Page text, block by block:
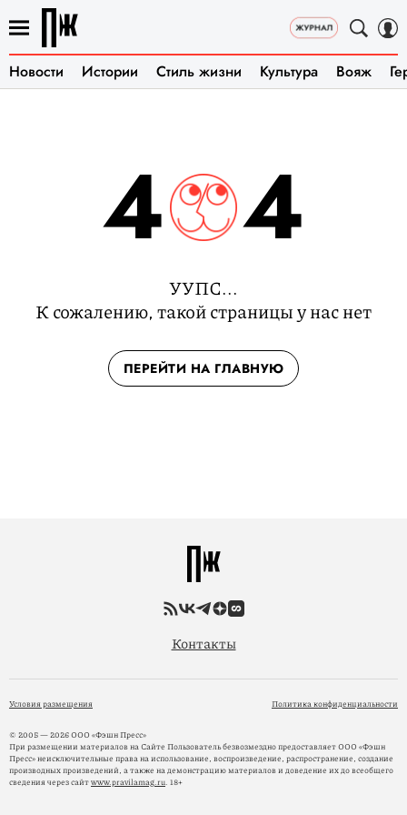
Новости Истории Стиль жизни Культура Вояж
4 4
УУПС...
К сожалению, такой страницы у нас нет
ПЕРЕЙТИ НА ГЛАВНУЮ
Контакты
Условия размещения Политика конфиденциальности
© 2005 — 2026 ООО «Фэшн Пресс»
При размещении материалов на Сайте Пользователь безвозмездно предоставляет ООО «Фэшн
Пресс» неисключительные права на использование, воспроизведение, распространение, создание
производных произведений, а также на демонстрацию материалов и доведение их до всеобщего
сведения через сайтwww.pravilamag.ru. 18+